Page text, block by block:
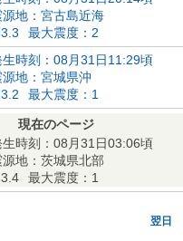
源地：宮古島近海
最大震度：2
生時刻：08月31日11:29頃
源地：宮城県沖
最大震度：1
現在のページ
生時刻：08月31日03:06頃
源地：茨城県北部
最大震度：1
翌日